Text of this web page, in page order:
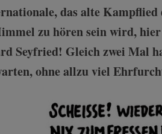
das alte
zu hören sein wird,
Seyfried! Gleich zwei Mal
ohne allzu viel